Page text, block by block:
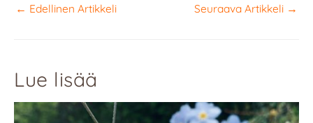
← Edellinen Artikkeli Seuraava Artikkeli →
Lue lisää